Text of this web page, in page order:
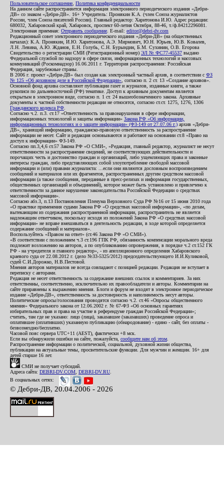
Пользовательское соглашение Политика конфиденциальности
На данном сайте распространяется информация электронного периодического издания «Дебри-
ДВ» со знаком «Дебри-ДВ». 16+ Учредитель: Пронякин К.А. (член Союза журналистов
России, член Союза писателей России). Главный редактор: Харитонова И.Ю. Адрес редакции:
680032, Хабаровский край, Хабаровск, проспект 60-летия Октября, 88-46, т./ф.84212296081.
Электронная приемная: Отправить сообщение . E-mail: editor@debri-dv.com
Редакционный совет электронного периодического издания «Дебри-ДВ» (на общественных
началах): К.А. Пронякин, И.Ю. Харитонова, А.Э. Мирмович, Ю.Н. Юрьев, Ю.В. Ковалев,
Л.Н. Левина, А.Ю. Жданов, Е.Н. Голубь, С.Н. Бурындин, Б.М. Сухинин, О.В. Егорова
Свидетельство о регистрации СМИ (Регистрационный номер) ЭЛ № ФС77-45537 выдано
Федеральной службой по надзору в сфере связи, информационных технологий и массовых
коммуникаций (Роскомнадзор) 16.06.2011 г. Территория распространения: Российская
Федерация, зарубежные страны.
В 2006 г. проект «Дебри-ДВ» был создан как электронный частный архив, в соответствии с ФЗ
№ 125 «Об архивном деле в Российской Федерации» , согласно п. 2 ст. 13 «Создание архивов».
Основной фонд архива составляют публикации газет и журналов, изданные книги, а также
рукописи по дальневосточной (РФ) тематике. Доступ к архивным документам является
открытым в электронном виде, согласно п. 1 ст. 24 вышеобозначенного закона. Архивные
документы к частной собственности редакции не относятся, согласно ст.ст. 1275, 1276, 1306
Гражданского кодекса РФ
Согласно ч.2. п.3. ст.17 «Ответственность за правонарушения в сфере информации,
информационных технологий и защиты информации» Закона РФ «Об информации,
информационных технологиях и о защите информации» (ФЗ-149 от 27.07.06 г.) архив «Дебри-
ДВ», хранящий информацию, гражданско-правовую ответственность за распространение
информации не несет. Сайт и редакция основываются и работают на основании ст.8 «Право на
доступ к информации» ФЗ-149.
Согласно пп.3,4,6 ст.57 Закона РФ «О СМИ», «Редакция, главный редактор, журналист не несут
ответственности за распространение сведений, не соответствующих действительности и
порочащих честь и достоинство граждан и организаций, либо ущемляющих права и законные
интересы граждан, либо представляющих собой злоупотребление свободой массовой
информации и (или) правами журналиста: ...если они являются дословным воспроизведением
сообщений и материалов или их фрагментов, распространенных другим средством массовой
информации (а также сообщения, переданные в пресс-релизах и информация государственных,
общественных организаций и объединений), которое может быть установлено и привлечено к
ответственности за данное нарушение законодательства Российской Федерации о средствах
массовой информации».
Согласно абз.3, п.13 Постановления Пленума Верховного Суда РФ №16 от 15 июня 2010 года
«О практике применения судами Закона РФ «О средствах массовой информации», «по делам,
вытекающим из содержания распространенной информации, распространитель не является
надлежащим ответчиком, поскольку исходя из положений Закона РФ «О средствах массовой
информации» не вправе вмешиваться в деятельность редакции, в ходе которой определяется
содержание сообщений и материалов».
Воспользуйтесь «Правом на ответ» (ст.46 Закона РФ «О СМИ»).
«В соответствии с положением ч.3 ст.196 ГПК РФ, обязанность компенсации морального вреда
подлежит возложению на авторов, а по опубликованию опровержения, в порядке ч.2 ст.152 ГК
РФ - на учредителя и главного редактор», - из апелляционного определения Хабаровского
краевого суда от 22.08.2012 г. (дело №33-5325/2012) председательствующего И.И.Куликовой,
судей С.И.Дорожко, Н.В.Пестовой.
Мнения авторов материалов не всегда совпадают с позицией редакции. Редакция не вступает в
переписку с авторами.
Редакция не несет ответственность за содержание внешних ссылок и комментариев. За них
ответственны, соответственно, исключительно их правообладатели и авторы. Комментарии на
сайте приравнены к выражению мнения. Блоги и форум не входят в электронное периодическое
издание «Дебри-ДВ», ответственность за достоверность и наполняемость несут авторы.
Политические опросы/голосования проводятся согласно ч.2. ст.46 «Опросы общественного
мнения» Федерального закона от 12.06.2002 г. № 67-ФЗ «Об основных гарантиях
избирательных прав и права на участие в референдуме граждан Российской Федерации»;
считать, там где не указано: лицо (лица), заказавшее (заказавших) проведение опроса и
оплатившее (оплативших) указанную публикацию (обнародование) - едино - сайт, без оплаты -
безвозмездно/бесплатно.
Часовой пояс сервера UTC+11 (AEST), фактически +8 мск.
Если вы обнаружили ошибки на сайте, пожалуйста, сообщите нам об этом
Распространение информации о политической, социальной, духовной жизни общества,
публикации на актуальные темы, просветительские функции. Для мужчин и женщин. 16+ для
детей старше 16 лет.
СМИ не получает субсидий.
Адреса сайта: DEBRI-DV.COM DEBRI-DV.RU
В социальных сетях:
© Дебри-ДВ, 20.04.2006 - 2026